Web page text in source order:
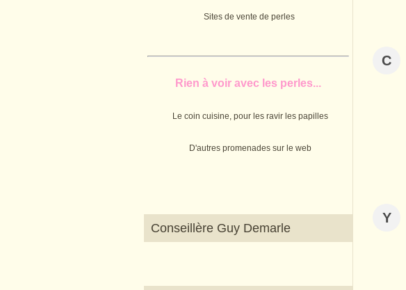
Sites de vente de perles
Rien à voir avec les perles...
Le coin cuisine, pour les ravir les papilles
D'autres promenades sur le web
Conseillère Guy Demarle
C
Y